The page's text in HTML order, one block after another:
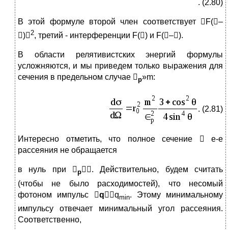
. (2.80)
В этой формуле второй член соответствует F(–
) 2, третий - интерференции F() и F(–).
В области релятивистских энергий формулы
усложняются, и мы приведем только выражения для
сечения в предельном случае p»m:
. (2.81)
Интересно отметить, что полное сечение  е-е
рассеяния не обращается
в нуль при p. Действительно, будем считать
(чтобы не было расходимостей), что несомый
фотоном импульс qqmin. Этому минимальному
импульсу отвечает минимальный угол рассеяния.
Соответственно,